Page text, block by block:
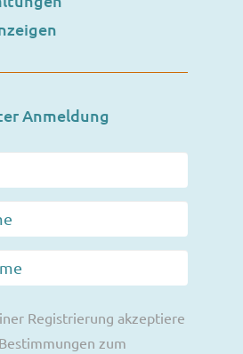
Anmeldung
Registrierung akzeptiere
zum